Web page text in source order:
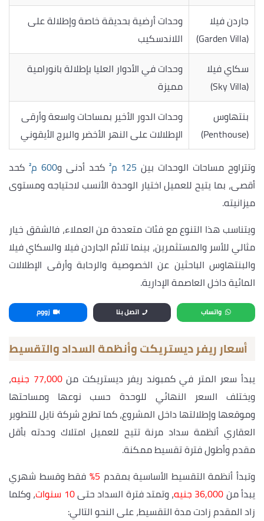
جاردن فيلا
(Garden Villa)
وحدات أرضية بحديقة خاصة وإطلالة على
اللاندسكيب
سكاي فيلا
(Sky Villa)
وحدات في الأدوار العليا بإطلالة بانورامية
مميزة
بنتهاوس
(Penthouse)
وحدات الدور الأخير بمساحات واسعة وأرقى
الإطلالات على النهر الأخضر والبرج الأيقوني
وتتراوح مساحات الوحدات بين 125 م² كحد أدنى و600 م²
كحد
أقصى، بما يتيح للعميل اختيار الوحدة الأنسب لاحتياجه ومستوى
ميزانيته.
ويتناسب هذا التنوع مع فئات متعددة من العملاء، فالشقق خيار
مثالي للأسر والمستثمرين، بينما تلائم الجاردن فيلا والسكاي فيلا
والبنتهاوس الباحثين عن الخصوصية والرحابة وأرقى الإطلالات
المائية داخل العاصمة الإدارية.
واتساب اتصل بنا زووم
أسعار ريفر ديستريكت وأنظمة السداد والتقسيط
يبدأ سعر المتر في كمبوند ريفر ديستريكت من77,000 جنيه
،
ويختلف السعر النهائي للوحدة حسب نوعها ومساحتها
وموقعها وإطلالتها داخل المشروع، كما تطرح شركة نايل للتطوير
العقاري أنظمة سداد مرنة تتيح للعميل امتلاك وحدته بأقل
مقدم وأطول فترة تقسيط ممكنة.
وتبدأ أنظمة التقسيط الأساسية بمقدم 5% فقط وقسط شهري
يبدأ من36,000 جنيه ، وتمتد فترة السداد حتى10 سنوات
، وكلما
زاد المقدم زادت مدة التقسيط، على النحو التالي: